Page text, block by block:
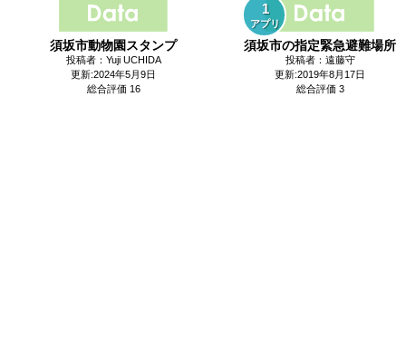
須坂市動物園スタンプ
投稿者：Yuji UCHIDA
更新:2024年5月9日
総合評価 16
1
アプリ
須坂市の指定緊急避難場所
投稿者：遠藤守
更新:2019年8月17日
総合評価 3